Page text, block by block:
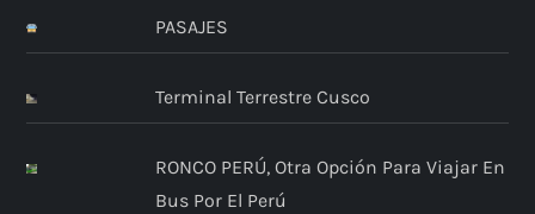
PASAJES
Terminal Terrestre Cusco
RONCO PERÚ, Otra Opción Para Viajar En
Bus Por El Perú